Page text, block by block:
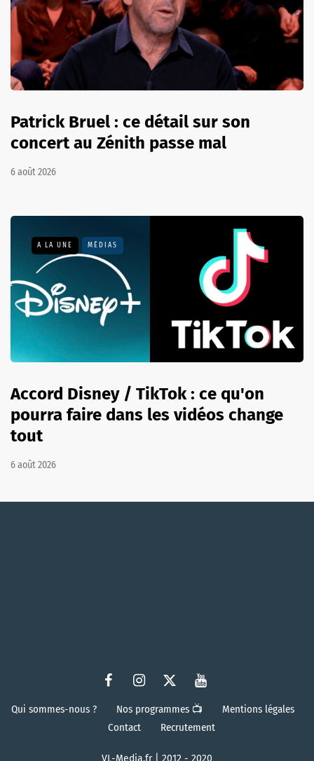
Patrick Bruel : ce détail sur son
concert au Zénith passe mal
6 août 2026
A LA UNE MÉDIAS
Accord Disney / TikTok : ce qu'on
pourra faire dans les vidéos change
tout
6 août 2026
Qui sommes-nous ? Nos programmes 📺
Mentions légales
Contact
Recrutement
VL-Media.fr | 2012 - 2020